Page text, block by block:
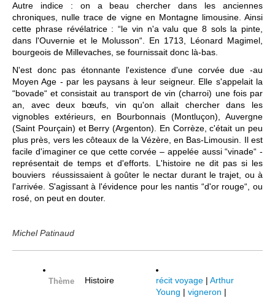
Autre indice : on a beau chercher dans les anciennes
chroniques, nulle trace de vigne en Montagne limousine. Ainsi
cette phrase révélatrice : “le vin n'a valu que 8 sols la pinte,
dans l'Ouvernie et le Molusson“. En 1713, Léonard Magimel,
bourgeois de Millevaches, se fournissait donc là-bas.
N'est donc pas étonnante l'existence d'une corvée due -au
Moyen Age - par les paysans à leur seigneur. Elle s'appelait la
“bovade“ et consistait au transport de vin (charroi) une fois par
an, avec deux bœufs, vin qu'on allait chercher dans les
vignobles extérieurs, en Bourbonnais (Montluçon), Auvergne
(Saint Pourçain) et Berry (Argenton). En Corrèze, c'était un peu
plus près, vers les côteaux de la Vézère, en Bas-Limousin. Il est
facile d'imaginer ce que cette corvée – appelée aussi “vinade“ -
représentait de temps et d'efforts. L'histoire ne dit pas si les
bouviers réussissaient à goûter le nectar durant le trajet, ou à
l'arrivée. S'agissant à l'évidence pour les nantis “d'or rouge“, ou
rosé, on peut en douter.
Michel Patinaud
Thème Histoire récit voyage | Arthur
Young | vigneron |